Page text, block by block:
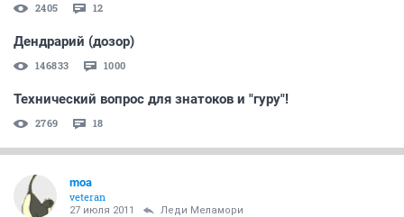
2405 12
Дендрарий (дозор)
146833 1000
Технический вопрос для знатоков и "гуру"!
2769 18
moa
veteran
27 июля 2011 Леди Меламори